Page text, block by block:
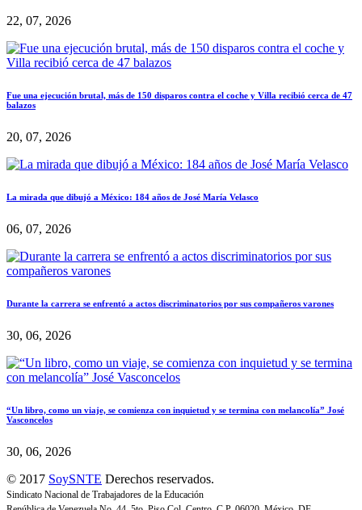
22, 07, 2026
Fue una ejecución brutal, más de 150 disparos contra el coche y Villa recibió cerca de 47
balazos
20, 07, 2026
La mirada que dibujó a México: 184 años de José María Velasco
06, 07, 2026
Durante la carrera se enfrentó a actos discriminatorios por sus compañeros varones
30, 06, 2026
“Un libro, como un viaje, se comienza con inquietud y se termina con melancolía” José
Vasconcelos
30, 06, 2026
© 2017 SoySNTE Derechos reservados.
Sindicato Nacional de Trabajadores de la Educación